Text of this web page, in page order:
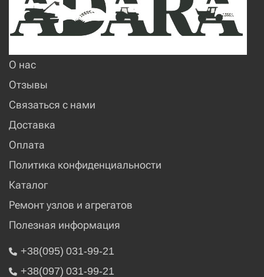
О нас
Отзывы
Связаться с нами
Доставка
Оплата
Политика конфиденциальности
Каталог
Ремонт узлов и агрегатов
Полезная информация
+38(095) 031-99-21
+38(097) 031-99-21